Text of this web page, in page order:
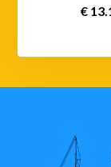
€